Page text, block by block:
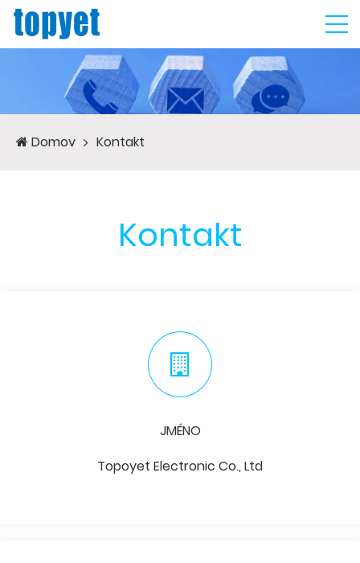
Domov Kontakt
Kontakt
JMÉNO
Topoyet Electronic Co., Ltd